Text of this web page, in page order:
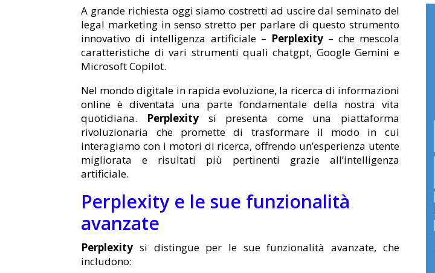
A grande richiesta oggi siamo costretti ad uscire dal seminato del
legal marketing in senso stretto per parlare di questo strumento
innovativo di intelligenza artificiale – Perplexity– che mescola
caratteristiche di vari strumenti quali chatgpt, Google Gemini e
Microsoft Copilot.
Nel mondo digitale in rapida evoluzione, la ricerca di informazioni
online è diventata una parte fondamentale della nostra vita
quotidiana. Perplexitysi presenta come una piattaforma
rivoluzionaria che promette di trasformare il modo in cui
interagiamo con i motori di ricerca, offrendo un’esperienza utente
migliorata e risultati più pertinenti grazie all’intelligenza
artificiale.
Perplexity e le sue funzionalità
avanzate
Perplexity si distingue per le sue funzionalità avanzate, che
includono: